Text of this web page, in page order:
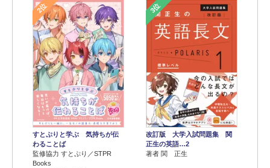
2位
すとぷりと学ぶ 気持ちが伝
わることば
監修協力 すとぷり／STPR
Books
3位
改訂版 大学入試問題集 関
正生の英語…2
著者 関 正生